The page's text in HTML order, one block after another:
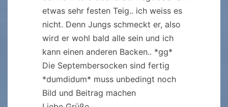
etwas sehr festen Teig.. ich weiss es
nicht. Denn Jungs schmeckt er, also
wird er wohl bald alle sein und ich
kann einen anderen Backen.. *gg*
Die Septembersocken sind fertig
*dumdidum* muss unbedingt noch
Bild und Beitrag machen